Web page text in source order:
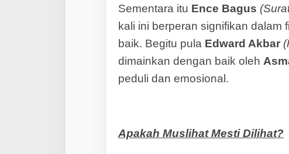
Sementara itu Ence Bagus
kali ini berperan signifikan
baik. Begitu pula Edward Akbar
dimainkan dengan baik oleh
peduli dan emosional.
Apakah Muslihat Mesti Dilihat?